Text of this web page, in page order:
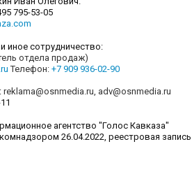
795-53-05
иное сотрудничество:
отдела продаж)
Телефон: +7 909 936-02-90
reklama@osnmedia.ru adv@osnmedia.ru
агентство "Голос Кавказа"
26.04.2022, реестровая запись